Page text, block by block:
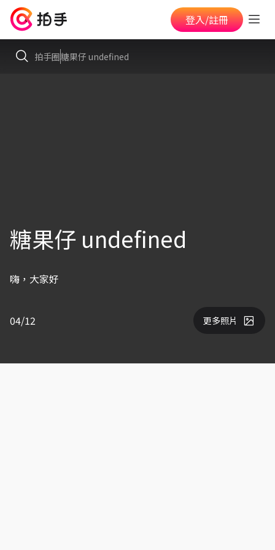
登入/註冊
拍手圈糖果仔 undefined
糖果仔 undefined
嗨，大家好
04/12 更多照片